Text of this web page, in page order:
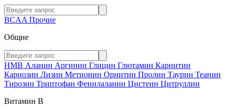
BCAA Прочие
Общие
HMB Аланин Аргинин Глицин Глютамин Карнитин
Карнозин Лизин Метионин Орнитин Пролин Таурин Теанин
Тирозин Триптофан Фенилаланин Цистеин Цитруллин
Витамин В